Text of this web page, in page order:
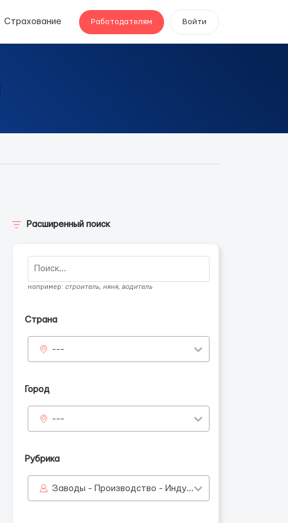
Страхование Работодателям Войти
Расширенный поиск
например: строитель, няня, водитель
Страна
---
Город
---
Рубрика
Заводы - Производство - Индустрия